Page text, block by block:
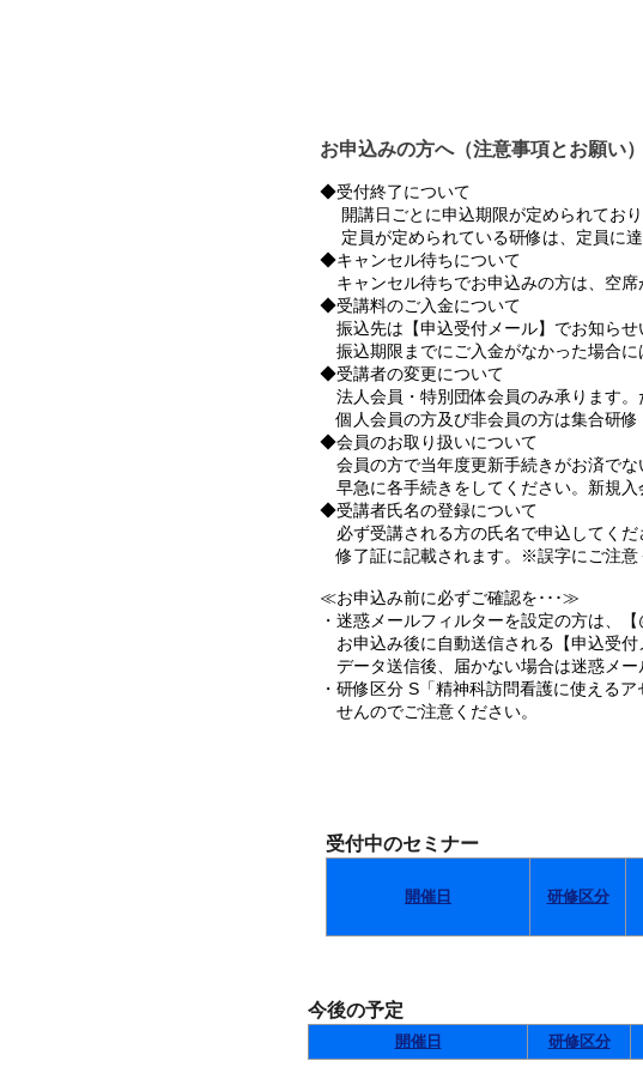
お申込みの方へ（注意事項とお願い）
◆受付終了について
開講日ごとに申込期限が定められており
定員が定められている研修は、定員に達
◆キャンセル待ちについて
キャンセル待ちでお申込みの方は、空席
◆受講料のご入金について
振込先は【申込受付メール】でお知らせ
振込期限までにご入金がなかった場合に
◆受講者の変更について
法人会員・特別団体会員のみ承ります。
個人会員の方及び非会員の方は集合研修
◆会員のお取り扱いについて
会員の方で当年度更新手続きがお済で
早急に各手続きをしてください。新規入
◆受講者氏名の登録について
必ず受講される方の氏名で申込してく
修了証に記載されます。※誤字にご注意
≪お申込み前に必ずご確認を･･･≫
・迷惑メールフィルターを設定の方は、
お申込み後に自動送信される【申込受付
データ送信後、届かない場合は迷惑メー
・研修区分 S「精神科訪問看護に使える
せんのでご注意ください。
受付中のセミナー
開催日 研修区分
今後の予定
開催日 研修区分